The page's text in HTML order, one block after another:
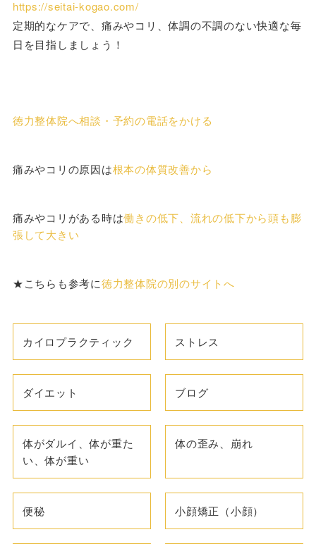
https://seitai-kogao.com/
定期的なケアで、痛みやコリ、体調の不調のない快適な毎
日を目指しましょう！
徳力整体院へ相談・予約の電話をかける
痛みやコリの原因は根本の体質改善から
痛みやコリがある時は働きの低下、流れの低下から頭も膨
張して大きい
★こちらも参考に徳力整体院の別のサイトへ
カイロプラクティック ストレス
ダイエット ブログ
体がダルイ、体が重た
い、体が重い
体の歪み、崩れ
便秘 小顔矯正（小顔）